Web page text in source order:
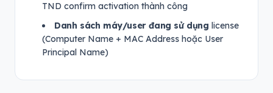
TND confirm activation thành công
Danh sách máy/user đang sử dụng license
(Computer Name + MAC Address hoặc User
Principal Name)